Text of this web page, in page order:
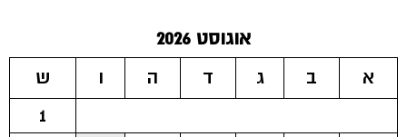
אוגוסט 2026
א
ב ג ד ה ו
ש
1